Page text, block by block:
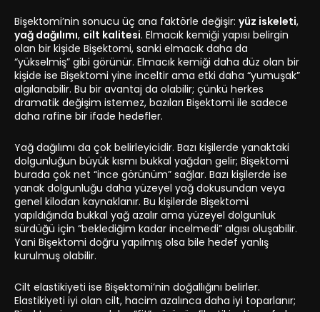
Bişektomi’nin sonucu üç ana faktörle değişir: yüz iskeleti,
yağ dağılımı, cilt kalitesi. Elmacık kemiği yapısı belirgin
olan bir kişide Bişektomi, sanki elmacık daha da
“yükselmiş” gibi görünür. Elmacık kemiği daha düz olan bir
kişide ise Bişektomi yine inceltir ama etki daha “yumuşak”
algılanabilir. Bu bir avantaj da olabilir; çünkü herkes
dramatik değişim istemez, bazıları Bişektomi ile sadece
daha rafine bir ifade hedefler.
Yağ dağılımı da çok belirleyicidir. Bazı kişilerde yanaktaki
dolgunluğun büyük kısmı bukkal yağdan gelir; Bişektomi
burada çok net “ince görünüm” sağlar. Bazı kişilerde ise
yanak dolgunluğu daha yüzeyel yağ dokusundan veya
genel kilodan kaynaklanır. Bu kişilerde Bişektomi
yapıldığında bukkal yağ azalır ama yüzeyel dolgunluk
sürdüğü için “beklediğim kadar incelmedi” algısı oluşabilir.
Yani Bişektomi doğru yapılmış olsa bile hedef yanlış
kurulmuş olabilir.
Cilt elastikiyeti ise Bişektomi’nin doğallığını belirler.
Elastikiyeti iyi olan cilt, hacim azalınca daha iyi toparlanır;